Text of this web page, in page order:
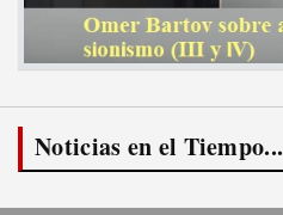
Noticias en el Tiempo...